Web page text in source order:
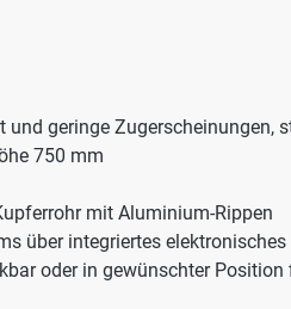
geringe
750 mm
mit Aluminium-Rippen
über integriertes elektronisches
oder in gewünschter Position